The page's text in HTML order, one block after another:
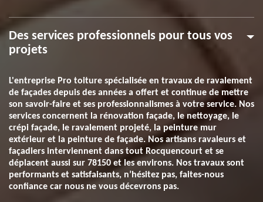
Des services professionnels pour tous vos
projets
L'entreprise Pro toiture spécialisée en travaux de ravalement
de façades depuis des années a offert et continue de mettre
son savoir-faire et ses professionnalismes à votre service. Nos
services concernent la rénovation façade, le nettoyage, le
crépi façade, le ravalement projeté, la peinture mur
extérieur et la peinture de façade. Nos artisans ravaleurs et
façadiers interviennent dans tout Rocquencourt et se
déplacent aussi sur 78150 et les environs. Nos travaux sont
performants et satisfaisants, n’hésitez pas, faites-nous
confiance car nous ne vous décevrons pas.